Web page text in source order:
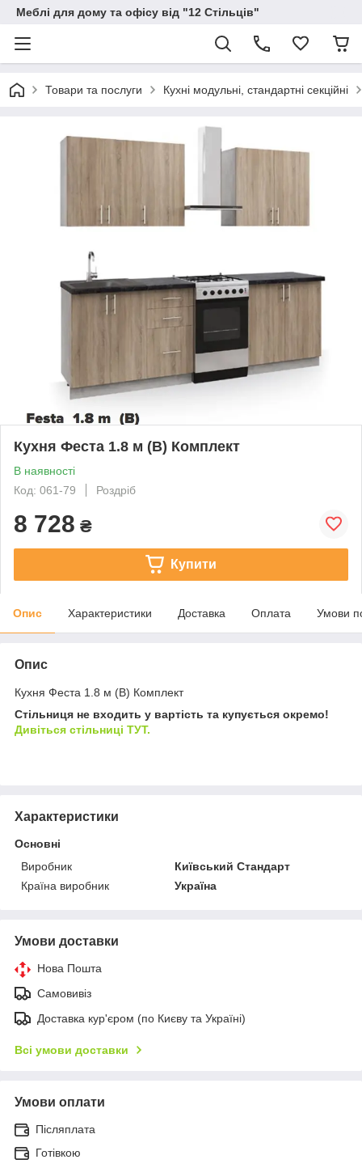
Меблі для дому та офісу від "12 Стільців"
Товари та послуги Кухні модульні, стандартні секційні
Кухня Феста 1.8 м (В) Комплект
В наявності
Код: 061-79
Роздріб
8 728 ₴
Купити
Опис Характеристики Доставка Оплата Умови
Опис
Кухня Феста 1.8 м (В) Комплект
Стільниця не входить у вартість та купується окремо!
Дивіться стільниці ТУТ.
Характеристики
Основні
Виробник
Київський Стандарт
Країна виробник
Україна
Умови доставки
Нова Пошта
Самовивіз
Доставка кур'єром (по Києву та Україні)
Всі умови доставки
Умови оплати
Післяплата
Готівкою